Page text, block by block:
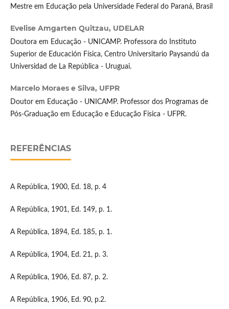
Mestre em Educação pela Universidade Federal do Paraná, Brasil
Evelise Amgarten Quitzau, UDELAR
Doutora em Educação - UNICAMP. Professora do Instituto
Superior de Educación Física, Centro Universitario Paysandú da
Universidad de La República - Uruguai.
Marcelo Moraes e Silva, UFPR
Doutor em Educação - UNICAMP. Professor dos Programas de
Pós-Graduação em Educação e Educação Física - UFPR.
REFERÊNCIAS
A República, 1900, Ed. 18, p. 4
A República, 1901, Ed. 149, p. 1.
A República, 1894, Ed. 185, p. 1.
A República, 1904, Ed. 21, p. 3.
A República, 1906, Ed. 87, p. 2.
A República, 1906, Ed. 90, p.2.